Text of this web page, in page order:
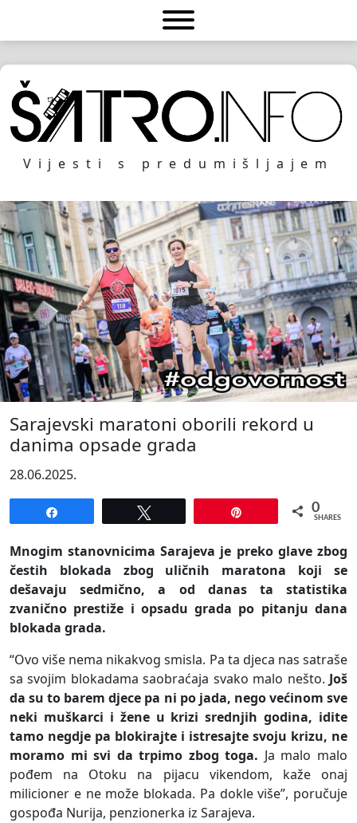
Vijesti s predumišljajem
Sarajevski maratoni oborili rekord u
danima opsade grada
28.06.2025.
0
SHARES
Mnogim stanovnicima Sarajeva je preko glave zbog
čestih blokada zbog uličnih maratona koji se
dešavaju sedmično, a od danas ta statistika
zvanično prestiže i opsadu grada po pitanju dana
blokada grada.
“Ovo više nema nikakvog smisla. Pa ta djeca nas satraše
sa svojim blokadama saobraćaja svako malo nešto. Još
da su to barem djece pa ni po jada, nego većinom sve
neki muškarci i žene u krizi srednjih godina, idite
tamo negdje pa blokirajte i istresajte svoju krizu, ne
moramo mi svi da trpimo zbog toga. Ja malo malo
pođem na Otoku na pijacu vikendom, kaže onaj
milicioner e ne može blokada. Pa dokle više”, poručuje
gospođa Nurija, penzionerka iz Sarajeva.